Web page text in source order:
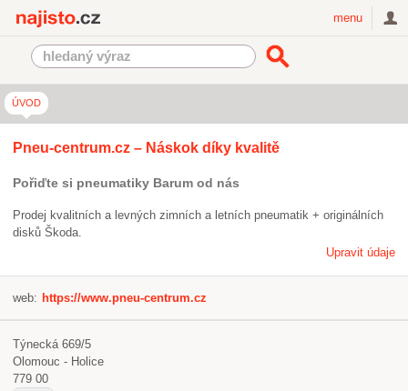
menu
ÚVOD
Pneu-centrum.cz – Náskok díky kvalitě
Pořiďte si pneumatiky Barum od nás
Prodej kvalitních a levných zimních a letních pneumatik + originálních
disků Škoda.
Upravit údaje
web: https://www.pneu-centrum.cz
Týnecká 669/5
Olomouc - Holice
779 00